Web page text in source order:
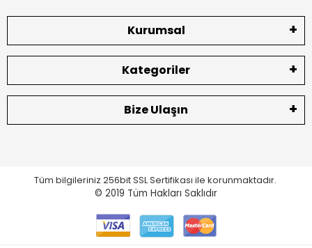
Kurumsal
Kategoriler
Bize Ulaşın
Tüm bilgileriniz 256bit SSL Sertifikası ile korunmaktadır.
© 2019 Tüm Hakları Saklıdır